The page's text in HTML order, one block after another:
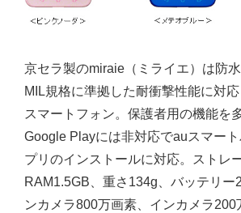
京セラ製のmiraie（ミライエ）は防水
MIL規格に準拠した耐衝撃性能に対
スマートフォン。保護者用の機能を
Google Playには非対応でauスマー
プリのインストールに対応。ストレ
RAM1.5GB、重さ134g、バッテリー
ンカメラ800万画素、インカメラ200